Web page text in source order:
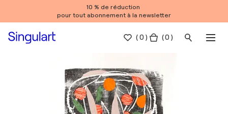
10 % de réduction
pour tout abonnement à la newsletter
(0 ) ( 0 )